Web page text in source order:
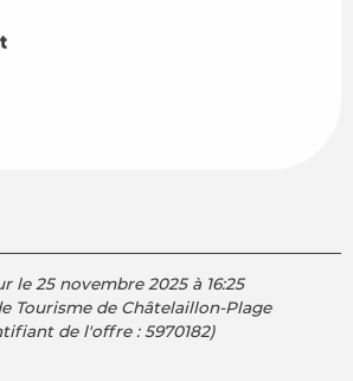
le 25 novembre 2025 à 16:25
Tourisme de Châtelaillon-Plage
de l'offre :5970182)